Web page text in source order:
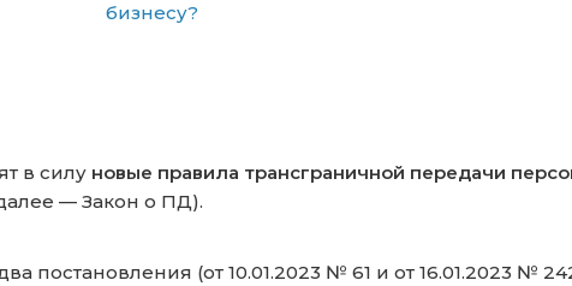
бизнесу?
в силу новые правила трансграничной передачи
— Закон о ПД).
постановления (от 10.01.2023 № 61 и от